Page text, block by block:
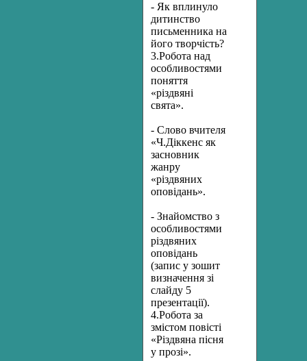
- Як вплинуло
дитинство
письменника на
його творчість?
3.Робота над
особливостями
поняття
«різдвяні
свята».
- Слово вчителя
«Ч.Діккенс як
засновник
жанру
«різдвяних
оповідань».
- Знайомство з
особливостями
різдвяних
оповідань
(запис у зошит
визначення зі
слайду 5
презентації).
4.Робота за
змістом повісті
«Різдвяна пісня
у прозі».